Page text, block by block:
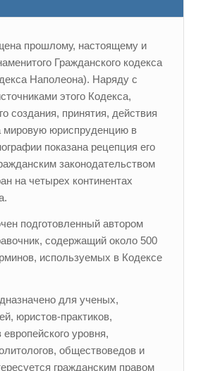
прошлому, настоящему и
Гражданского кодекса
Наполеона). Наряду с
этого Кодекса,
создания, принятия, действия
мировую юриспруденцию в
показана рецепция его
законодательством
на четырех континентах
подготовленный автором
содержащий около 500
используемых в Кодексе
для ученых,
юристов-практиков,
уровня,
обществоведов и
гражданским правом